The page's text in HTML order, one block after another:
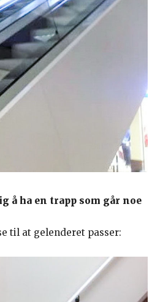
å ha en trapp som går noe
til at gelenderet passer: